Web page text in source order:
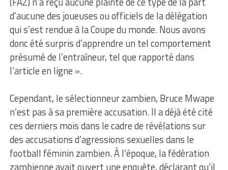
d’aucune des joueuses ou officiels de la délégation
qui s’est rendue à la Coupe du monde. Nous avons
donc été surpris d’apprendre un tel comportement
présumé de l’entraîneur, tel que rapporté dans
l’article en ligne ».
Cependant, le sélectionneur zambien, Bruce Mwape
n’est pas à sa première accusation. Il a déjà été cité
ces derniers mois dans le cadre de révélations sur
des accusations d’agressions sexuelles dans le
football féminin zambien. À l’époque, la fédération
zambienne avait ouvert une enquête, déclarant qu’il